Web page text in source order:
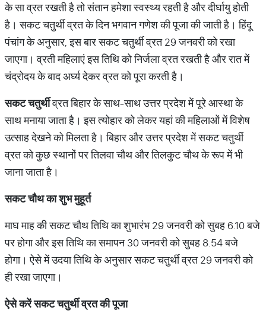
के सा व्रत रखती है तो संतान हमेशा स्वस्थ्य रहती है और दीर्घायु होती
है। सकट चतुर्थी व्रत के दिन भगवान गणेश की पूजा की जाती है। हिंदू
पंचांग के अनुसार, इस बार सकट चतुर्थी व्रत 29 जनवरी को रखा
जाएगा। व्रती महिलाएं इस तिथि को निर्जला व्रत रखती है और रात में
चंद्रोदय के बाद अर्घ्य देकर व्रत को पूरा करती है।
सकटचतुर्थीव्रत बिहार के साथ-साथ उत्तर प्रदेश में पूरे आस्था के
साथ मनाया जाता है। इस त्योहार को लेकर यहां की महिलाओं में विशेष
उत्साह देखने को मिलता है। बिहार और उत्तर प्रदेश में सकट चतुर्थी
व्रत को कुछ स्थानों पर तिलवा चौथ और तिलकुट चौथ के रूप में भी
जाना जाता है।
सकट चौथ का शुभ मुहूर्त
माघ माह की सकट चौथ तिथि का शुभारंभ 29 जनवरी को सुबह 6.10 बजे
पर होगा और इस तिथि का समापन 30 जनवरी को सुबह 8.54 बजे
होगा। ऐसे में उदया तिथि के अनुसार सकट चतुर्थी व्रत 29 जनवरी को
ही रखा जाएगा।
ऐसे करें सकट चतुर्थी व्रत की पूजा